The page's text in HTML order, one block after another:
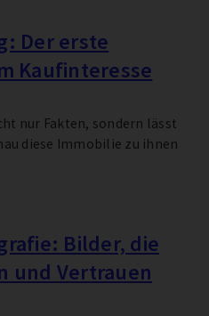
Der erste
Kaufinteresse
nur Fakten, sondern lässt
diese Immobilie zu ihnen
Bilder, die
und Vertrauen